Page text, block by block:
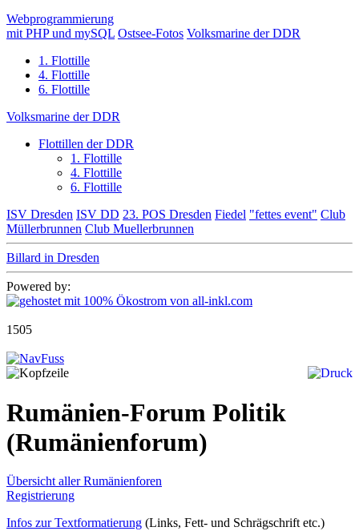
Webprogrammierung
mit PHP und mySQL Ostsee-Fotos Volksmarine der DDR
1. Flottille
4. Flottille
6. Flottille
Volksmarine der DDR
Flottillen der DDR
1. Flottille
4. Flottille
6. Flottille
ISV Dresden ISV DD 23. POS Dresden Fiedel "fettes event" Club
Müllerbrunnen Club Muellerbrunnen
Billard in Dresden
Powered by:
1505
Rumänien-Forum Politik
(Rumänienforum)
Übersicht aller Rumänienforen
Registrierung
Infos zur Textformatierung (Links, Fett- und Schrägschrift etc.)